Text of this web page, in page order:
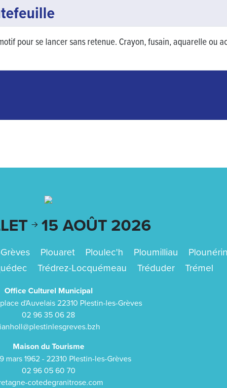
pour se lancer sans retenue. Crayon, fusain, aquarelle ou
15 AOÛT2026
Plouaret Ploulec'h Ploumilliau Plounérin
Trédrez-Locquémeau Tréduder Trémel
Office Culturel Municipal
d'Auvelais 22310 Plestin-les-Grèves
02 96 35 06 28
Maison du Tourisme
mars 1962 - 22310 Plestin-les-Grèves
02 96 05 60 70
cotedegranitrose.com